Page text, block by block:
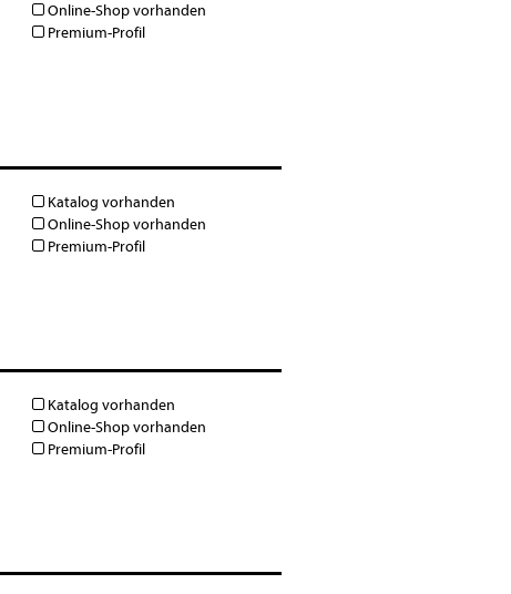
Online-Shop vorhanden
Premium-Profil
Katalog vorhanden
Online-Shop vorhanden
Premium-Profil
Katalog vorhanden
Online-Shop vorhanden
Premium-Profil